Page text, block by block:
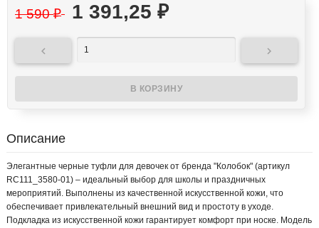
1 590₽ 1 391,25 ₽
 
Описание
Элегантные черные туфли для девочек от бренда "Колобок" (артикул
RC111_3580-01) – идеальный выбор для школы и праздничных
мероприятий. Выполнены из качественной искусственной кожи, что
обеспечивает привлекательный внешний вид и простоту в уходе.
Подкладка из искусственной кожи гарантирует комфорт при носке. Модель